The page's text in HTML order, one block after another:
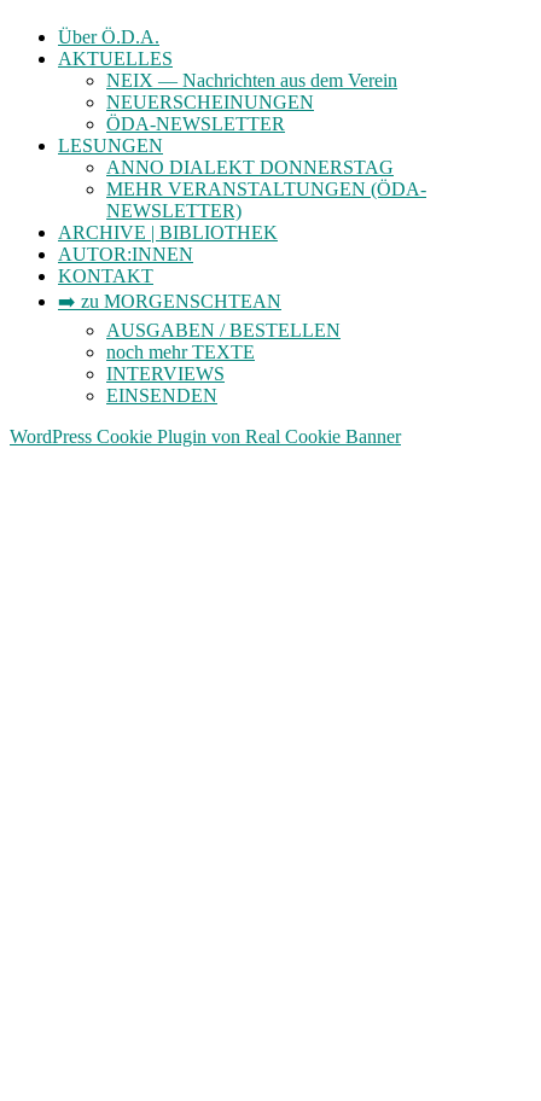
Über Ö.D.A.
AKTUELLES
NEIX — Nachrichten aus dem Verein
NEUERSCHEINUNGEN
ÖDA-NEWSLETTER
LESUNGEN
ANNO DIALEKT DONNERSTAG
MEHR VERANSTALTUNGEN (ÖDA-
NEWSLETTER)
ARCHIVE | BIBLIOTHEK
AUTOR:INNEN
KONTAKT
➡️ zu MORGENSCHTEAN
AUSGABEN / BESTELLEN
noch mehr TEXTE
INTERVIEWS
EINSENDEN
WordPress Cookie Plugin von Real Cookie Banner